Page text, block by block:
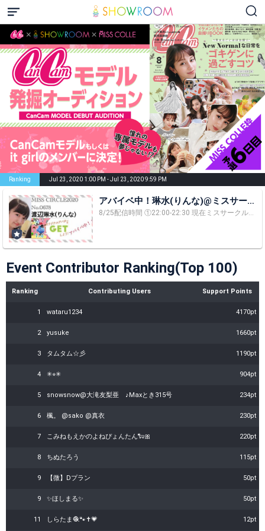
Ranking Jul 23, 2020 1:00 PM - Jul 23, 2020 9:59 PM
アバイベ中！琳水(りんな)@ミスサーク
ル
8/25配信時間 ①22:00-22:30 現在ミスサークル三次審査終了すぐ！一日一回無料投票ありがとうございました！！ 渡辺琳水(りんな)です！りんなと読む！ りんなちゃん，りんまるって気軽にCall me!! Twitter →circle20_0678 Instagram→rinna1021 TikTok →@rin_nya1021 フォローよろしくお願いします！！確認次第フォロバします！ DMは運営管理の為出来ません。 TwitterはURL添付してあるのでそこから飛んで下さい(´∀｀*) ミスサークルの愛顔☺︎ 毎日配信しています！！一位，絶対掴み取る✊プロダクション無所属，ミスサークル初出場，未だにバイト民ですが皆さん応援よろしくお願いします✨ 東京住み愛知県岡崎市出身の大学二年生19歳。 岡崎は東海オンエアが有名なんじゃないかな？笑笑 将来の夢は歌手とインフルエンサーの両立！ SNSを通じて自分のパーソナリティを伝えるとともにクラシックをより身近にしていきたいです！ 現在東京音楽大学ミュージックリベラルアーツ専攻二年で声楽(歌)を専攻しながらリベラルアーツ科目も勉強しています！将来は国を超えて活躍したい✨
Event Contributor Ranking(Top 100)
Ranking Contributing Users Support Points
1 wataru1234 4170pt
2 yusuke 1660pt
3 タムタム☆彡 1190pt
4 ✳︎⭐︎✳︎ 904pt
5 snowsnow@大滝友梨亜 ♪Maxとき315号 234pt
6 楓。 @sako @真衣 230pt
7 こみねもえかのよねぴょんたん🐑🎀 220pt
8 ちぬたろう 115pt
9 【微】Dプラン 50pt
9 ✨ほしまる✨ 50pt
11 しらたま🧶🐾✝️💗 12pt